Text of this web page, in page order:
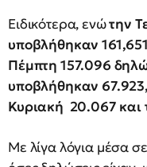
Ειδικότερα, ενώτην
υποβλήθηκαν
Πέμπτη 157.096
υποβλήθηκαν
Κυριακή 20.067 και
Με λίγα λόγια μέσα